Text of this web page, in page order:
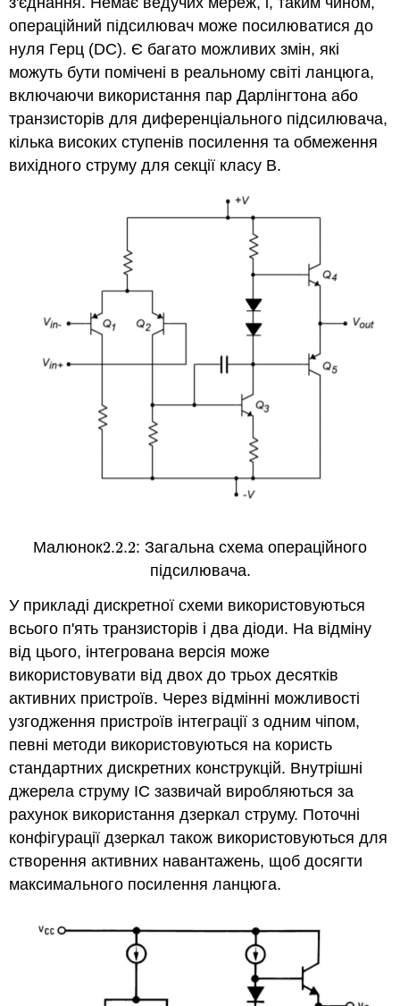
операційний підсилювач може посилюватися до
нуля Герц (DC). Є багато можливих змін, які
можуть бути помічені в реальному світі ланцюга,
включаючи використання пар Дарлінгтона або
транзисторів для диференціального підсилювача,
кілька високих ступенів посилення та обмеження
вихідного струму для секції класу B.
Малюнок2.2.2
2.2.2: Загальна схема операційного
підсилювача.
У прикладі дискретної схеми використовуються
всього п'ять транзисторів і два діоди. На відміну
від цього, інтегрована версія може
використовувати від двох до трьох десятків
активних пристроїв. Через відмінні можливості
узгодження пристроїв інтеграції з одним чіпом,
певні методи використовуються на користь
стандартних дискретних конструкцій. Внутрішні
джерела струму IC зазвичай виробляються за
рахунок використання дзеркал струму. Поточні
конфігурації дзеркал також використовуються для
створення активних навантажень, щоб досягти
максимального посилення ланцюга.